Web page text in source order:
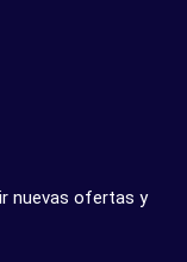
nuevas ofertas y